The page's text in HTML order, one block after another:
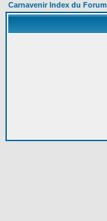
Carnavenir Index du Forum